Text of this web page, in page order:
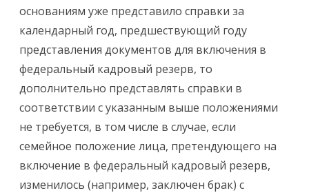
основаниям уже представило справки за
календарный год, предшествующий году
представления документов для включения в
федеральный кадровый резерв, то
дополнительно представлять справки в
соответствии с указанным выше положениями
не требуется, в том числе в случае, если
семейное положение лица, претендующего на
включение в федеральный кадровый резерв,
изменилось (например, заключен брак) с